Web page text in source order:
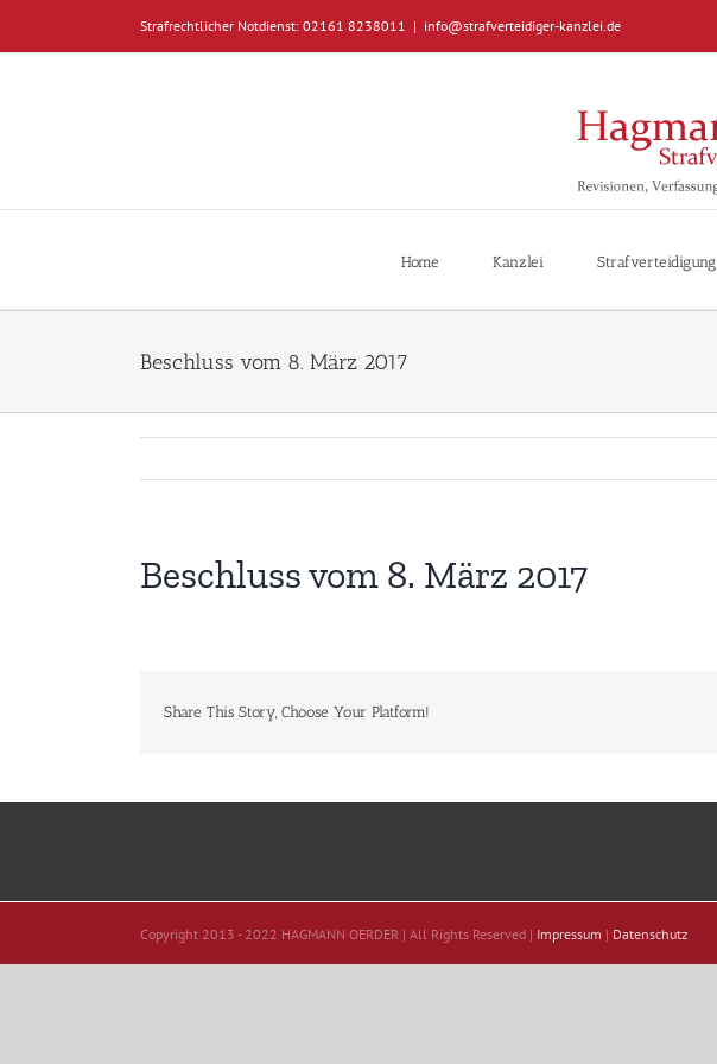
springen
Strafrechtlicher Notdienst: 02161 8238011 | info@strafverteidiger-kanzlei.de
Home Kanzlei Strafverteidigung
Beschluss vom 8. März 2017
Beschluss vom 8. März 2017
Share This Story, Choose Your Platform!
Copyright 2013 - 2022 HAGMANN OERDER | All Rights Reserved | Impressum | Datenschutz